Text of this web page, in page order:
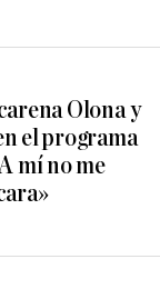
Olona y
el programa
mí no me